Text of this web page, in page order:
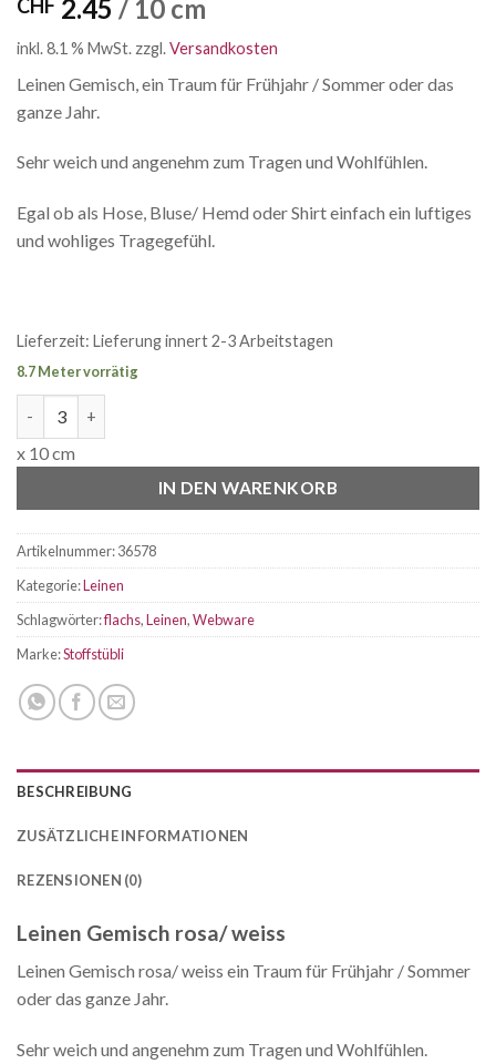
CHF 2.45 / 10 cm
inkl. 8.1 % MwSt. zzgl.Versandkosten
Leinen Gemisch, ein Traum für Frühjahr / Sommer oder das
ganze Jahr.
Sehr weich und angenehm zum Tragen und Wohlfühlen.
Egal ob als Hose, Bluse/ Hemd oder Shirt einfach ein luftiges
und wohliges Tragegefühl.
Lieferzeit: Lieferung innert 2-3 Arbeitstagen
8.7 Meter vorrätig
x 10 cm
IN DEN WARENKORB
Artikelnummer:36578
Kategorie:Leinen
Schlagwörter:flachs,Leinen,Webware
Marke:Stoffstübli
BESCHREIBUNG
ZUSÄTZLICHE INFORMATIONEN
REZENSIONEN (0)
Leinen Gemisch rosa/ weiss
Leinen Gemisch rosa/ weiss ein Traum für Frühjahr / Sommer
oder das ganze Jahr.
Sehr weich und angenehm zum Tragen und Wohlfühlen.